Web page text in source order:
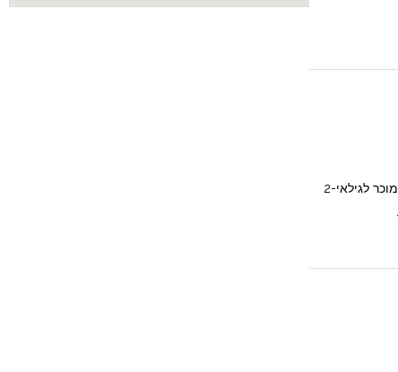
גן זילפה גן חיבוקים ונשיקות, הגן הותיק והמוכר לגילאי2-